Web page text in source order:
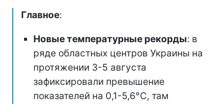
Главное:
Новые температурные рекорды: в
ряде областных центров Украины на
протяжении 3-5 августа
зафиксировали превышение
показателей на 0,1-5,6°C, там